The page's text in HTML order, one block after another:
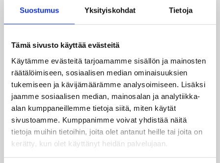
Suostumus Yksityiskohdat Tietoja
Tämä sivusto käyttää evästeitä
Käytämme evästeitä tarjoamamme sisällön ja mainosten
räätälöimiseen, sosiaalisen median ominaisuuksien
tukemiseen ja kävijämäärämme analysoimiseen. Lisäksi
jaamme sosiaalisen median, mainosalan ja analytiikka-
alan kumppaneillemme tietoja siitä, miten käytät
sivustoamme. Kumppanimme voivat yhdistää näitä
tietoja muihin tietoihin, joita olet antanut heille tai joita on
kerätty, kun olet käyttänyt heidän palvelujaan.
4 Lausti Jenny
166
5 Kilpijärvi
Mirka
170
cm
Hyvinkään
Ponteva
6 Richter Lotta
171
cm
Peli-Karhut,
Karhula
7 Mäkitalo
Anni
175
cm
Tapiolan Honka,
Espoo
176 Tapiolan Honka,